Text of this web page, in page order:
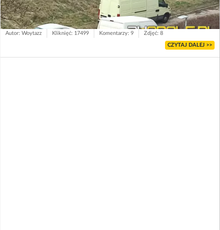
Autor: Woytazz Kliknięć: 17499 Komentarzy: 9 Zdjęć: 8
CZYTAJ DALEJ >>